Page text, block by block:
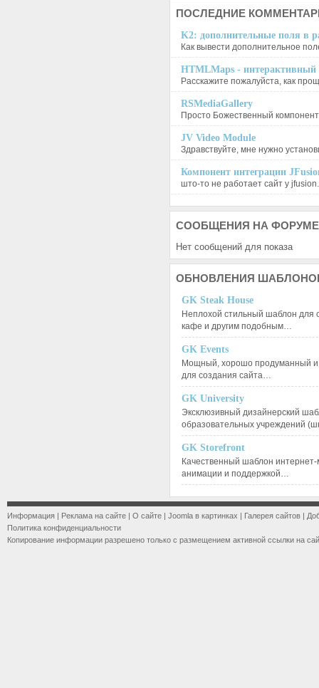
ПОСЛЕДНИЕ
K2: дополнительные поля в
Как вывести дополнительное
HTMLMaps - интерактивный
Расскажите пожалуйста, как
RSMediaGallery
Просто Божественный
JV Video Module
Здравствуйте, мне нужно
Компонент интеграции
што-то не работает сайт у
СООБЩЕНИЯ НА ФОРУМЕ
Нет сообщений для показа
ОБНОВЛЕНИЯ
GK Steak House
Неплохой стильный шаблон для
кафе и другим подобным…
GK Events
Мощный, хорошо продуманный и
для создания сайта…
GK University
Эксклюзивный дизайнерский
образовательных учреждений
GK Storefront
Качественный шаблон
анимации и поддержкой…
Информация | Реклама на сайте | О сайте | Joomla в картинках | Галерея сайтов |
Политика конфиденциальности
Копирование информации разрешено только с размещением активной ссылки на